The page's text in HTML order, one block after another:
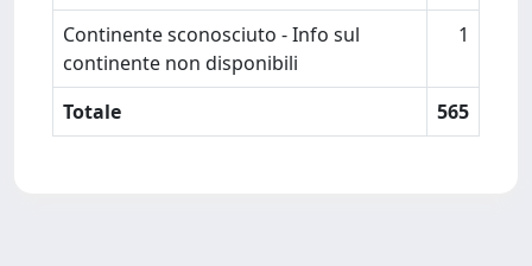
Continente sconosciuto - Info sul
continente non disponibili
1
Totale 565